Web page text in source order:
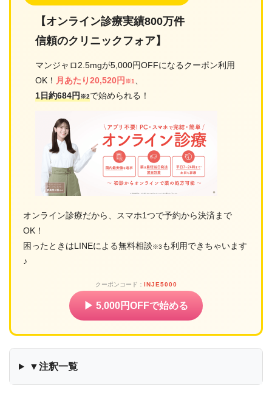
【オンライン診療実績800万件
信頼のクリニックフォア】
マンジャロ2.5mgが5,000円OFFになるクーポン利用
OK！ 月あたり20,520円 ※1
1日約684円 ※2で始められる！
オンライン診療だから、スマホ1つで予約から決済まで
OK！
困ったときはLINEによる無料相談※3 も利用できちゃいます
♪
クーポンコード： INJE5000
▶ 5,000円OFFで始める
▼注釈一覧